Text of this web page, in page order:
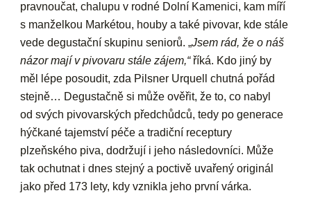
pravnoučat, chalupu v rodné Dolní Kamenici, kam míří
s manželkou Markétou, houby a také pivovar, kde stále
vede degustační skupinu seniorů. „Jsem rád, že o náš
názor mají v pivovaru stále zájem,“říká. Kdo jiný by
měl lépe posoudit, zda Pilsner Urquell chutná pořád
stejně… Degustačně si může ověřit, že to, co nabyl
od svých pivovarských předchůdců, tedy po generace
hýčkané tajemství péče a tradiční receptury
plzeňského piva, dodržují i jeho následovníci. Může
tak ochutnat i dnes stejný a poctivě uvařený originál
jako před 173 lety, kdy vznikla jeho první várka.